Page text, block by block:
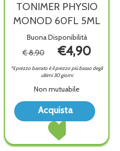
TONIMER PHYSIO
MONOD 60FL 5ML
Buona Disponibilità
€ 8,90 €4,90
*il prezzo barrato è il prezzo più basso degli
ultimi 30 giorni
Non mutuabile
Acquista
Acquista TONIMER
MONOD
60FL
5ML alla